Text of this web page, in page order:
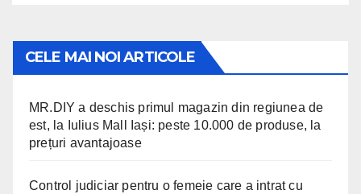
CELE MAI NOI ARTICOLE
MR.DIY a deschis primul magazin din regiunea de
est, la Iulius Mall Iași: peste 10.000 de produse, la
prețuri avantajoase
Control judiciar pentru o femeie care a intrat cu